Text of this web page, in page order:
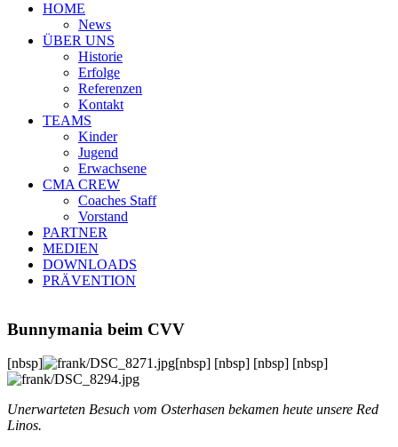
HOME
News
ÜBER UNS
Historie
Erfolge
Referenzen
Kontakt
TEAMS
Kinder
Jugend
Erwachsene
CMA CREW
Coaches Staff
Vorstand
PARTNER
MEDIEN
DOWNLOADS
PRÄVENTION
Bunnymania beim CVV
[nbsp] [nbsp] [nbsp] [nbsp] [nbsp]
Unerwarteten Besuch vom Osterhasen bekamen heute unsere Red
Linos.